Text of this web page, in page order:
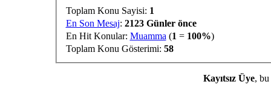
gaziantep
escort
Toplam Konu Sayisi: 1
En Son Mesaj: 2123 Günler önce
En Hit Konular: Muamma (1 = 100%)
Toplam Konu Gösterimi: 58
Kayıtsız Üye, bu